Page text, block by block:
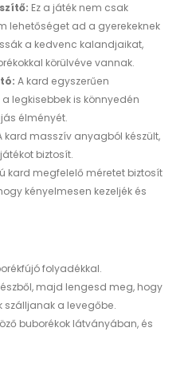
Ez a játék nem csak
lehetőséget ad a gyerekeknek
a kedvenc kalandjaikat,
körülvéve vannak.
A kard egyszerűen
legkisebbek is könnyedén
élményét.
kard masszív anyagból készült,
biztosít.
kard megfelelő méretet biztosít
kényelmesen kezeljék és
folyadékkal.
majd lengesd meg, hogy
szálljanak a levegőbe.
buborékok látványában, és